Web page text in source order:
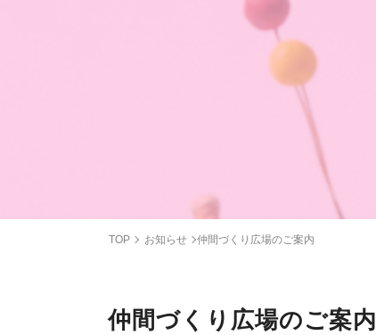
TOP お知らせ 仲間づくり広場のご案内
仲間づくり広場のご案内